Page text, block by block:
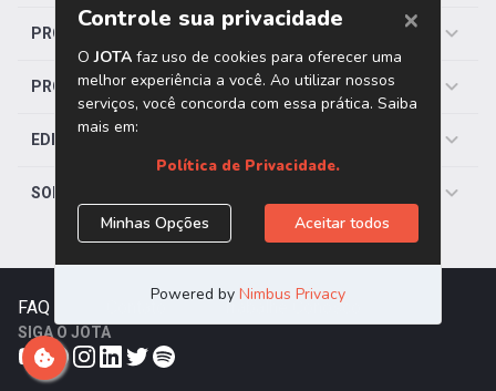
PRO TRABALHISTA
PRO SAÚDE
EDITORIAS
SOBRE O JOTA
FAQ Trabalhe Conosco
SIGA O JOTA